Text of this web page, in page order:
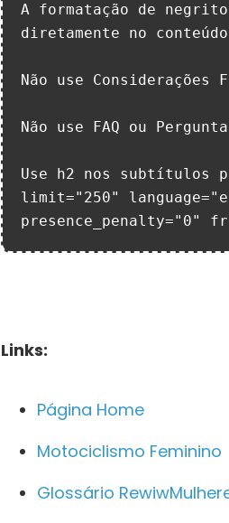
A formatação de
diretamente no
Não use Considerações
Não use FAQ ou
Use h2 nos subtítulos
limit="250"
presence_penalty="0"
Links:
Página Home
Motociclismo Feminino
Glossário